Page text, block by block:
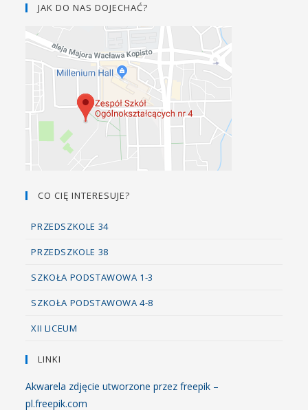
JAK DO NAS DOJECHAĆ?
CO CIĘ INTERESUJE?
PRZEDSZKOLE 34
PRZEDSZKOLE 38
SZKOŁA PODSTAWOWA 1-3
SZKOŁA PODSTAWOWA 4-8
XII LICEUM
LINKI
Akwarela zdjęcie utworzone przez freepik –
pl.freepik.com